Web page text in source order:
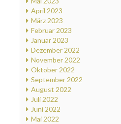
April 2023
März 2023
Februar 2023
Januar 2023
Dezember 2022
November 2022
Oktober 2022
September 2022
August 2022
Juli 2022
Juni 2022
Mai 2022